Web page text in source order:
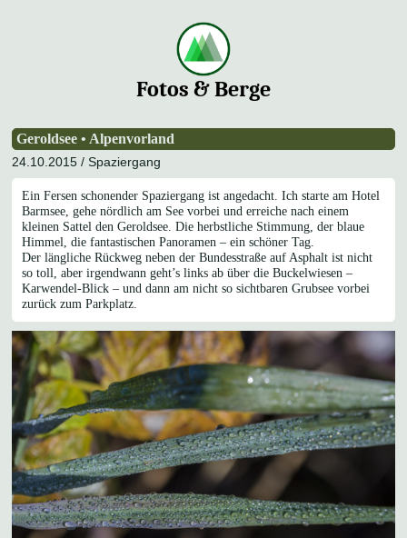
Fotos & Berge
Geroldsee • Alpenvorland
24.10.2015 / Spaziergang
Ein Fersen schonender Spaziergang ist angedacht. Ich starte am Hotel
Barmsee, gehe nördlich am See vorbei und erreiche nach einem
kleinen Sattel den Geroldsee. Die herbstliche Stimmung, der blaue
Himmel, die fantastischen Panoramen – ein schöner Tag.
Der längliche Rückweg neben der Bundesstraße auf Asphalt ist nicht
so toll, aber irgendwann geht’s links ab über die Buckelwiesen –
Karwendel-Blick – und dann am nicht so sichtbaren Grubsee vorbei
zurück zum Parkplatz.